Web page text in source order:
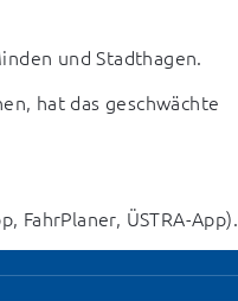
und Stadthagen.
hat das geschwächte
ÜSTRA-App).